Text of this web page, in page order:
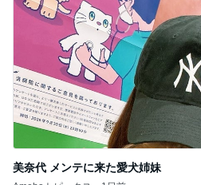
美奈代 メンテに来た愛犬姉妹